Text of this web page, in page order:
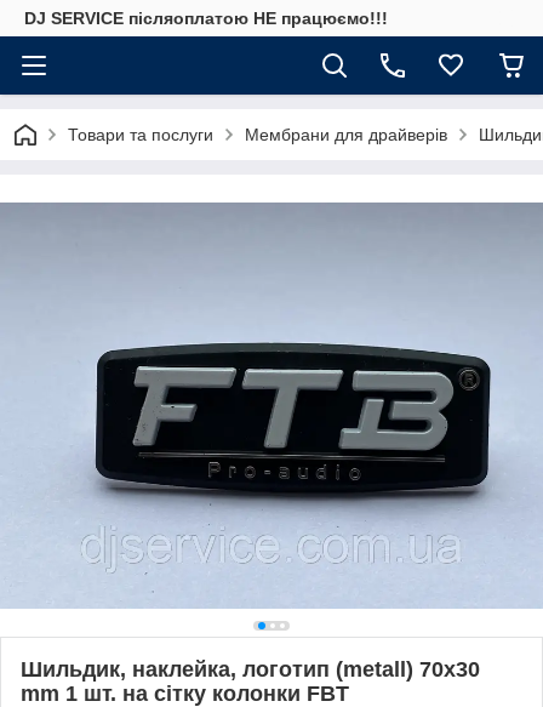
DJ SERVICE пiсляоплатою НЕ працюємо!!!
Товари та послуги Мембрани для драйверів
Шильдик, наклейка, логотип (metall) 70x30
mm 1 шт. на сітку колонки FBT